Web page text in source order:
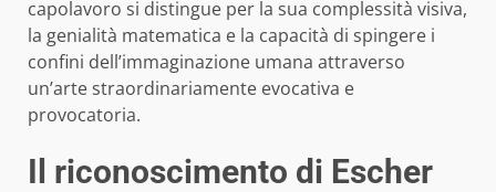
capolavoro si distingue per la sua complessità visiva,
la genialità matematica e la capacità di spingere i
confini dell’immaginazione umana attraverso
un’arte straordinariamente evocativa e
provocatoria.
Il riconoscimento di Escher